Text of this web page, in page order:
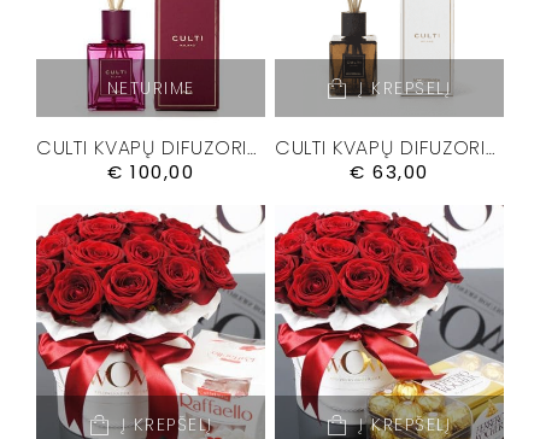
NETURIME
CULTI KVAPŲ DIFUZORIUS “MALIA” 500 ML.
€ 100,00
Į KREPŠELĮ
CULTI KVAPŲ DIFUZORIUS “MEDITERRANEA” 250ML.
€ 63,00
Į KREPŠELĮ Į KREPŠELĮ